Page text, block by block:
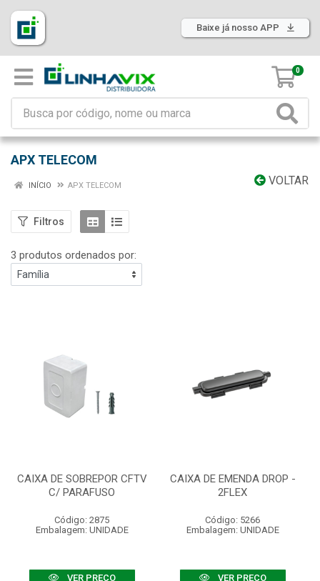
Baixe já nosso APP
0
APX TELECOM
VOLTAR
INÍCIO APX TELECOM
Filtros
3 produtos ordenados por:
CAIXA DE SOBREPOR CFTV
C/ PARAFUSO
Código: 2875
Embalagem: UNIDADE
VER PREÇO
CAIXA DE EMENDA DROP -
2FLEX
Código: 5266
Embalagem: UNIDADE
VER PREÇO